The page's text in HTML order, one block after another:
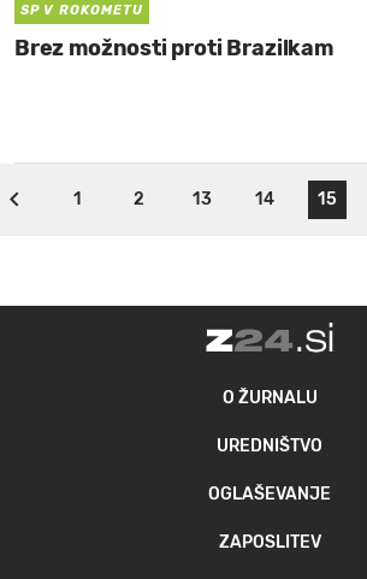
SP V ROKOMETU
Brez možnosti proti Brazilkam
1 2 13 14 15
O ŽURNALU
UREDNIŠTVO
OGLAŠEVANJE
ZAPOSLITEV